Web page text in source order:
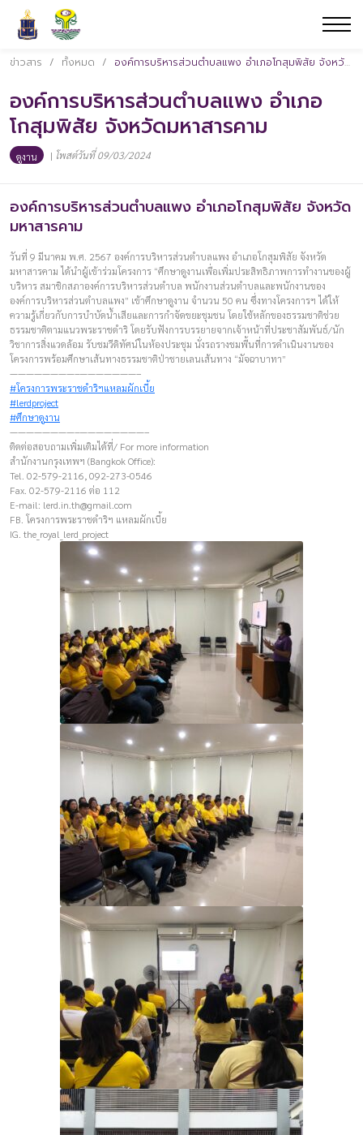
ข่าวสาร / ทั้งหมด / องค์การบริหารส่วนตำบลแพง อำเภอโกสุมพิสัย จังหวัดมหาสารคาม
องค์การบริหารส่วนตำบลแพง อำเภอ
โกสุมพิสัย จังหวัดมหาสารคาม
ดูงาน | โพสต์วันที่ 09/03/2024
องค์การบริหารส่วนตำบลแพง อำเภอโกสุมพิสัย จังหวัด
มหาสารคาม
วันที่ 9 มีนาคม พ.ศ. 2567 องค์การบริหารส่วนตำบลแพง อำเภอโกสุมพิสัย จังหวัด
มหาสารคาม ได้นำผู้เข้าร่วมโครงการ “ศึกษาดูงานเพื่อเพิ่มประสิทธิภาพการทำงานของผู้
บริหาร สมาชิกสภาองค์การบริหารส่วนตำบล พนักงานส่วนตำบลและพนักงานของ
องค์การบริหารส่วนตำบลแพง” เข้าศึกษาดูงาน จำนวน 50 คน ซึ่งทางโครงการฯ ได้ให้
ความรู้เกี่ยวกับการบำบัดน้ำเสียและการกำจัดขยะชุมชน โดยใช้หลักของธรรมชาติช่วย
ธรรมชาติตามแนวพระราชดำริ โดยรับฟังการบรรยายจากเจ้าหน้าที่ประชาสัมพันธ์/นัก
วิชาการสิ่งแวดล้อม รับชมวีดิทัศน์ในห้องประชุม นั่งรถรางชมพื้นที่การดำเนินงานของ
โครงการพร้อมศึกษาเส้นทางธรรมชาติป่าชายเลนเส้นทาง “มัจฉาบาทา”
————————–———————–
#โครงการพระราชดำริฯแหลมผักเบี้ย
#lerdproject
#ศึกษาดูงาน
————————–————————–
ติดต่อสอบถามเพิ่มเติมได้ที่/ For more information
สำนักงานกรุงเทพฯ (Bangkok Office):
Tel. 02-579-2116, 092-273-0546
Fax. 02-579-2116 ต่อ 112
E-mail: lerd.in.th@gmail.com
FB. โครงการพระราชดำริฯ แหลมผักเบี้ย
IG. the_royal_lerd_project